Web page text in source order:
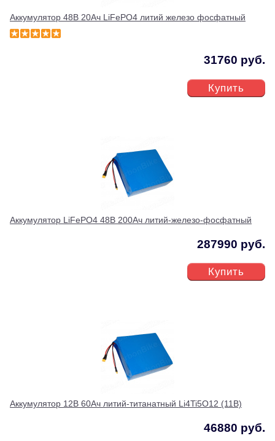
Аккумулятор 48В 20Ач LiFePO4 литий железо фосфатный
31760 руб.
Купить
Аккумулятор LiFePO4 48В 200Ач литий-железо-фосфатный
287990 руб.
Купить
Аккумулятор 12В 60Ач литий-титанатный Li4Ti5O12 (11В)
46880 руб.